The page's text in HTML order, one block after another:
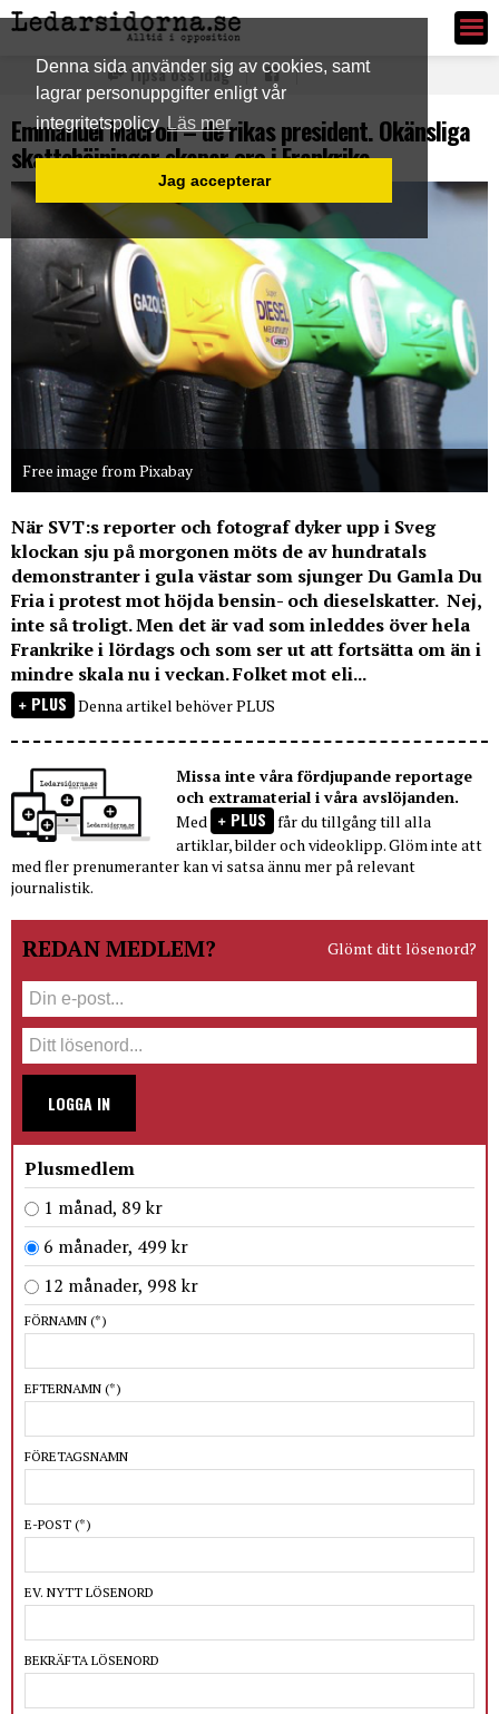
Denna sida använder sig av cookies, samt
lagrar personuppgifter enligt vår
integritetspolicyLäs mer
Jag accepterar
Ledarsidorna.se
Tipsa oss idag
Emmanuel Macron – de rikas president. Okänsliga
skattehöjningar skapar oro i Frankrike
Free image from Pixabay
När SVT:s reporter och fotograf dyker upp i Sveg
klockan sju på morgonen möts de av hundratals
demonstranter i gula västar som sjunger Du Gamla Du
Fria i protest mot höjda bensin- och dieselskatter. Nej,
inte så troligt. Men det är vad som inleddes över hela
Frankrike i lördags och som ser ut att fortsätta om än i
mindre skala nu i veckan. Folket mot eli...
PLUS Denna artikel behöver PLUS
Missa inte våra fördjupande reportage
och extramaterial i våra avslöjanden.
Med
PLUS får du tillgång till alla
artiklar, bilder och videoklipp. Glöm inte att
med fler prenumeranter kan vi satsa ännu mer på relevant
journalistik.
REDAN MEDLEM? Glömt ditt lösenord?
LOGGA IN
Plusmedlem
1 månad, 89 kr
6 månader, 499 kr
12 månader, 998 kr
FÖRNAMN (*)
EFTERNAMN (*)
FÖRETAGSNAMN
E-POST (*)
EV. NYTT LÖSENORD
BEKRÄFTA LÖSENORD